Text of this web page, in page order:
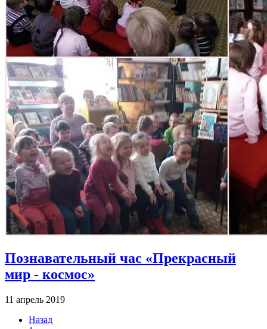
Познавательный час «Прекрасный
мир - космос»
11 апрель 2019
Назад